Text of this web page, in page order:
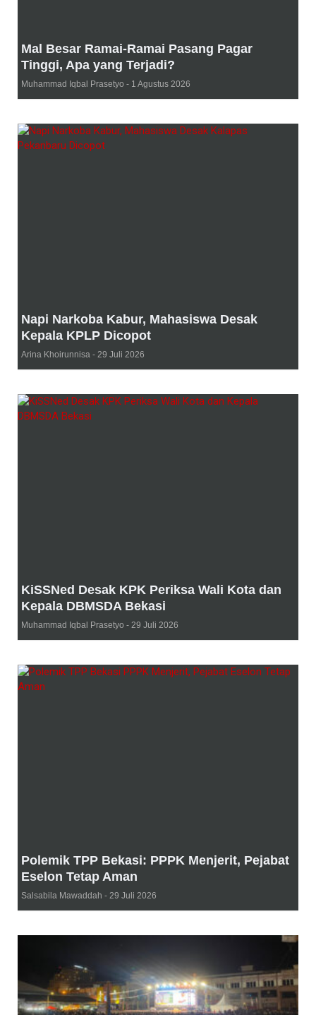
Mal Besar Ramai-Ramai Pasang Pagar
Tinggi, Apa yang Terjadi?
Muhammad Iqbal Prasetyo 1 Agustus 2026
Napi Narkoba Kabur, Mahasiswa Desak
Kepala KPLP Dicopot
Arina Khoirunnisa 29 Juli 2026
KiSSNed Desak KPK Periksa Wali Kota dan
Kepala DBMSDA Bekasi
Muhammad Iqbal Prasetyo 29 Juli 2026
Polemik TPP Bekasi: PPPK Menjerit, Pejabat
Eselon Tetap Aman
Salsabila Mawaddah 29 Juli 2026